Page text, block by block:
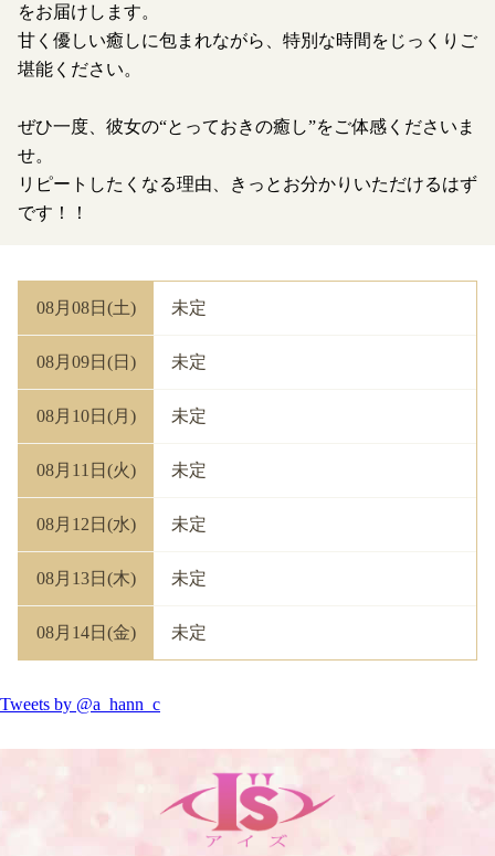
をお届けします。
甘く優しい癒しに包まれながら、特別な時間をじっくりご
堪能ください。
ぜひ一度、彼女の“とっておきの癒し”をご体感くださいま
せ。
リピートしたくなる理由、きっとお分かりいただけるはず
です！！
08月08日(土) 未定
08月09日(日) 未定
08月10日(月) 未定
08月11日(火) 未定
08月12日(水) 未定
08月13日(木) 未定
08月14日(金) 未定
Tweets by @a_hann_c